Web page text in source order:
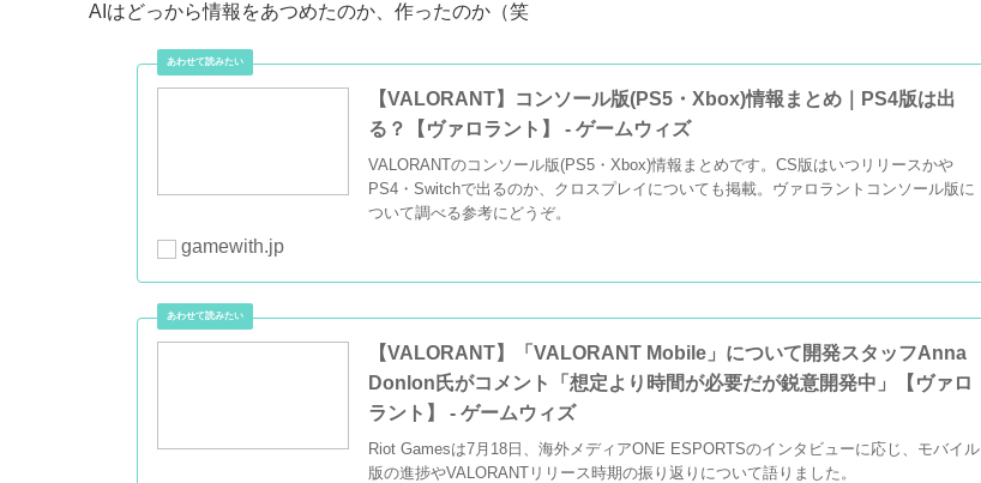
AIはどっから情報をあつめたのか、作ったのか（笑
【VALORANT】コンソール版(PS5・Xbox)情報まとめ｜PS4版は出
る？【ヴァロラント】 - ゲームウィズ
VALORANTのコンソール版(PS5・Xbox)情報まとめです。CS版はいつリリースかや
PS4・Switchで出るのか、クロスプレイについても掲載。ヴァロラントコンソール版に
ついて調べる参考にどうぞ。
gamewith.jp
【VALORANT】「VALORANT Mobile」について開発スタッフAnna
Donlon氏がコメント「想定より時間が必要だが鋭意開発中」【ヴァロ
ラント】 - ゲームウィズ
Riot Gamesは7月18日、海外メディアONE ESPORTSのインタビューに応じ、モバイル
版の進捗やVALORANTリリース時期の振り返りについて語りました。